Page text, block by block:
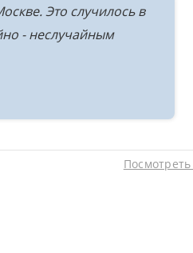
Это случилось в
- неслучайным
Посмотреть